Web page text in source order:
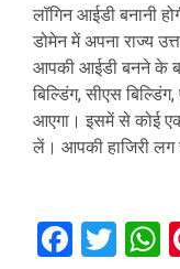
लॉगिन आईडी बनानी
डोमेन में अपना राज्य
आपकी आईडी बनने के
बिल्डिंग, सीएस
आएगा। इसमें से कोई
लें। आपकी हाजिरी लग